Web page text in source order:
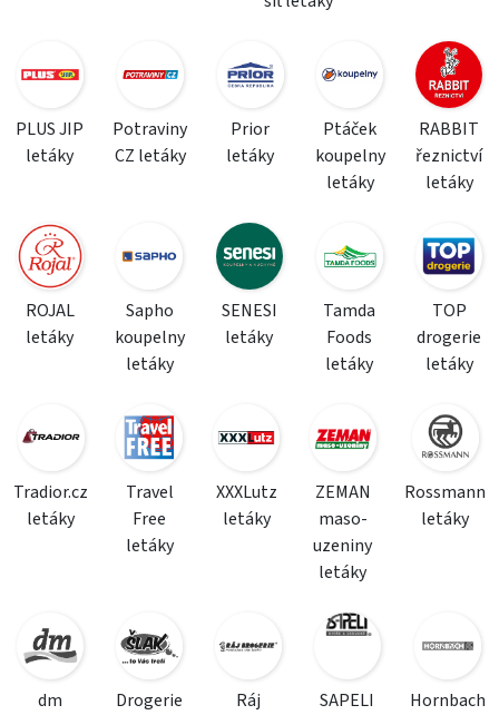
PLUS JIP
letáky
Potraviny
CZ letáky
Prior
letáky
Ptáček
koupelny
letáky
RABBIT
řeznictví
letáky
ROJAL
letáky
Sapho
koupelny
letáky
SENESI
letáky
Tamda
Foods
letáky
TOP
drogerie
letáky
Tradior.cz
letáky
Travel
Free
letáky
XXXLutz
letáky
ZEMAN
maso-
uzeniny
letáky
Rossmann
letáky
dm Drogerie Ráj SAPELI Hornbach